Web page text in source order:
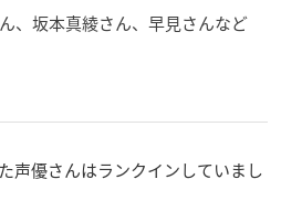
、坂本真綾さん、早見さんなど
声優さんはランクインしていまし